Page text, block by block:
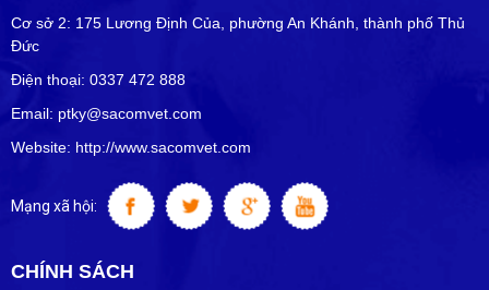
Cơ sở 2: 175 Lương Định Của, phường An Khánh, thành phố Thủ
Đức
Điện thoại: 0337 472 888
Email: ptky@sacomvet.com
Website: http://www.sacomvet.com
Mạng xã hội:
CHÍNH SÁCH